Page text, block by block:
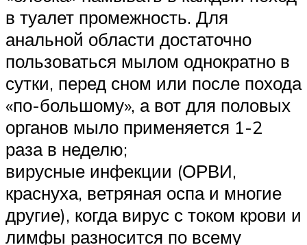
в туалет промежность. Для
анальной области достаточно
пользоваться мылом однократно в
сутки, перед сном или после похода
«по-большому», а вот для половых
органов мыло применяется 1-2
раза в неделю;
вирусные инфекции (ОРВИ,
краснуха, ветряная оспа и многие
другие), когда вирус с током крови и
лимфы разносится по всему